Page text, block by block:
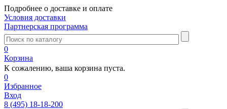
Подробнее о доставке и оплате
Условия доставки
Партнерская программа
0
Корзина
К сожалению, ваша корзина пуста.
0
Избранное
Вход
8 (495) 18-18-200